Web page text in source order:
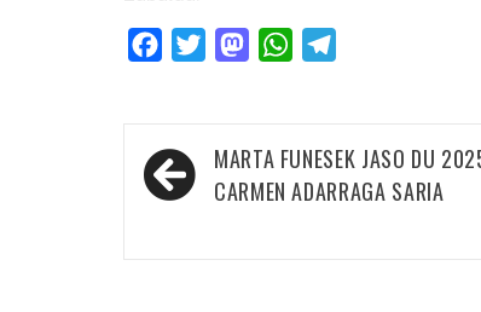
FacebookTwitterMastodonWhatsApp
Bidalketetan
zehar
MARTA FUNESEK JASO DU
CARMEN ADARRAGA SARIA